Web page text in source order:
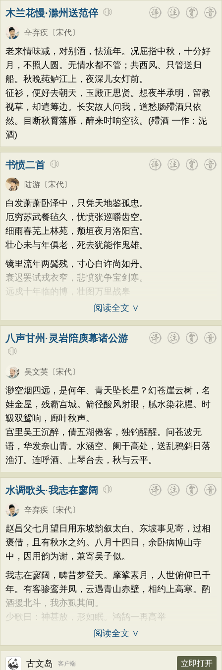
木兰花慢·滁州送范倅
辛弃疾 〔宋代〕
老来情味减，对别酒，怯流年。况屈指中秋，十分好
月，不照人圆。无情水都不管；共西风、只管送归
船。秋晚莼鲈江上，夜深儿女灯前。
征衫，便好去朝天，玉殿正思贤。想夜半承明，留教
视草，却遣筹边。长安故人问我，道愁肠殢酒只依
然。目断秋霄落雁，醉来时响空弦。(殢酒 一作：泥
酒)
书愤二首
陆游 〔宋代〕
白发萧萧卧泽中，只凭天地鉴孤忠。
厄穷苏武餐毡久，忧愤张巡嚼齿空。
细雨春芜上林苑，颓垣夜月洛阳宫。
壮心未与年俱老，死去犹能作鬼雄。
镜里流年两鬓残，寸心自许尚如丹。
衰迟罢试戎衣窄，悲愤犹争宝剑寒。
远戍十年临的博，壮图万里战皋
阅读全文 ∨
八声甘州·灵岩陪庾幕诸公游
吴文英 〔宋代〕
渺空烟四远，是何年、青天坠长星？幻苍崖云树，名
娃金屋，残霸宫城。箭径酸风射眼，腻水染花腥。时
靸双鸳响，廊叶秋声。
宫里吴王沉醉，倩五湖倦客，独钓醒醒。问苍波无
语，华发奈山青。水涵空、阑干高处，送乱鸦斜日落
渔汀。连呼酒、上琴台去，秋与云平。
水调歌头·我志在寥阔
辛弃疾 〔宋代〕
赵昌父七月望日用东坡韵叙太白、东坡事见寄，过相
褒借，且有秋水之约。八月十四日，余卧病博山寺
中，因用韵为谢，兼寄吴子似。
我志在寥阔，畴昔梦登天。摩挲素月，人世俯仰已千
年。有客骖鸾并凤，云遇青山赤壁，相约上高寒。酌
酒援北斗，我亦虱其间。
少歌曰：神甚放，形如眠。鸿鹄一再高举
阅读全文 ∨
古文岛 客户端 立即打开